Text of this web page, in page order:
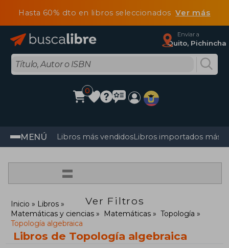
Hasta 60% dto en libros seleccionadosVer más
Enviar a
Quito, Pichincha
0
MENÚ Libros más vendidosLibros importados más
=
Ver Filtros
Inicio
Libros
Matemáticas y ciencias
Matemáticas
Topología
Topología algebraica
Libros de Topología algebraica